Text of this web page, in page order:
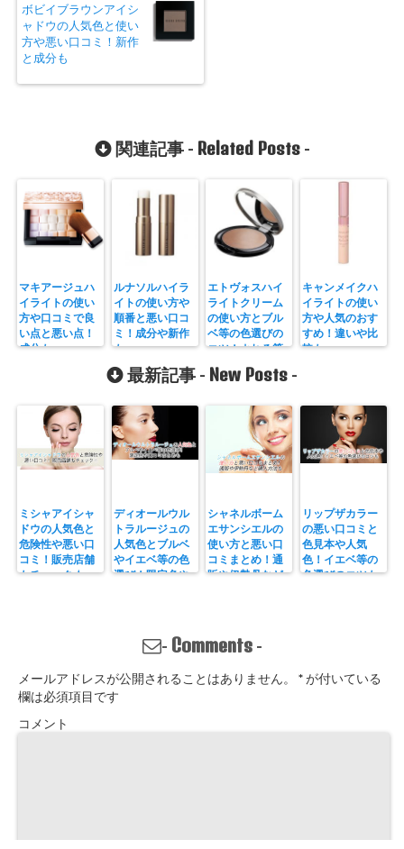
ボビイブラウンアイシ
ャドウの人気色と使い
方や悪い口コミ！新作
と成分も
関連記事 - Related Posts-
マキアージュハ
イライトの使い
方や口コミで良
い点と悪い点！
成分も
ルナソルハイラ
イトの使い方や
順番と悪い口コ
ミ！成分や新作
も
エトヴォスハイ
ライトクリーム
の使い方とブル
ベ等の色選びの
コツ！よれる等
キャンメイクハ
イライトの使い
方や人気のおす
すめ！違いや比
較も
最新記事 - New Posts -
ミシャアイシャ
ドウの人気色と
危険性や悪い口
コミ！販売店舗
もチェック☆
ディオールウル
トラルージュの
人気色とブルベ
やイエベ等の色
選び！限定色や
シャネルボーム
エサンシエルの
使い方と悪い口
コミまとめ！通
販や伊勢丹など
リップザカラー
の悪い口コミと
色見本や人気
色！イエベ等の
色選びのコツも
- Comments-
メールアドレスが公開されることはありません。 *が付いている
欄は必須項目です
コメント